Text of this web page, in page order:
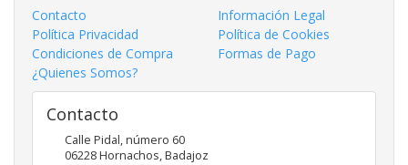
Contacto
Información Legal
Política Privacidad
Política de Cookies
Condiciones de Compra
Formas de Pago
¿Quienes Somos?
Contacto
Calle Pidal, número 60
06228Hornachos,Badajoz